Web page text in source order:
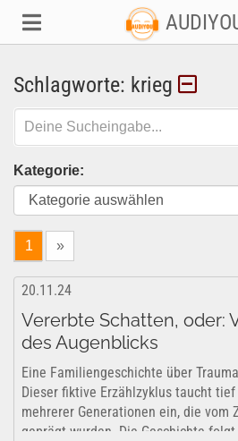
Schlagworte: krieg
Kategorie:
1 »
20.11.24
Vererbte Schatten, oder:
des Augenblicks
Eine Familiengeschichte über
Dieser fiktive Erzählzyklus taucht
mehrerer Generationen ein, die vom
geprägt wurden. Die Geschichte